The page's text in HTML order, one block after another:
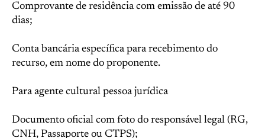
Comprovante de residência com emissão de até 90
dias;
Conta bancária específica para recebimento do
recurso, em nome do proponente.
Para agente cultural pessoa jurídica
Documento oficial com foto do responsável legal (RG,
CNH, Passaporte ou CTPS);